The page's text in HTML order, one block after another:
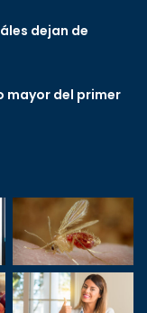
dejan de
mayor del primer